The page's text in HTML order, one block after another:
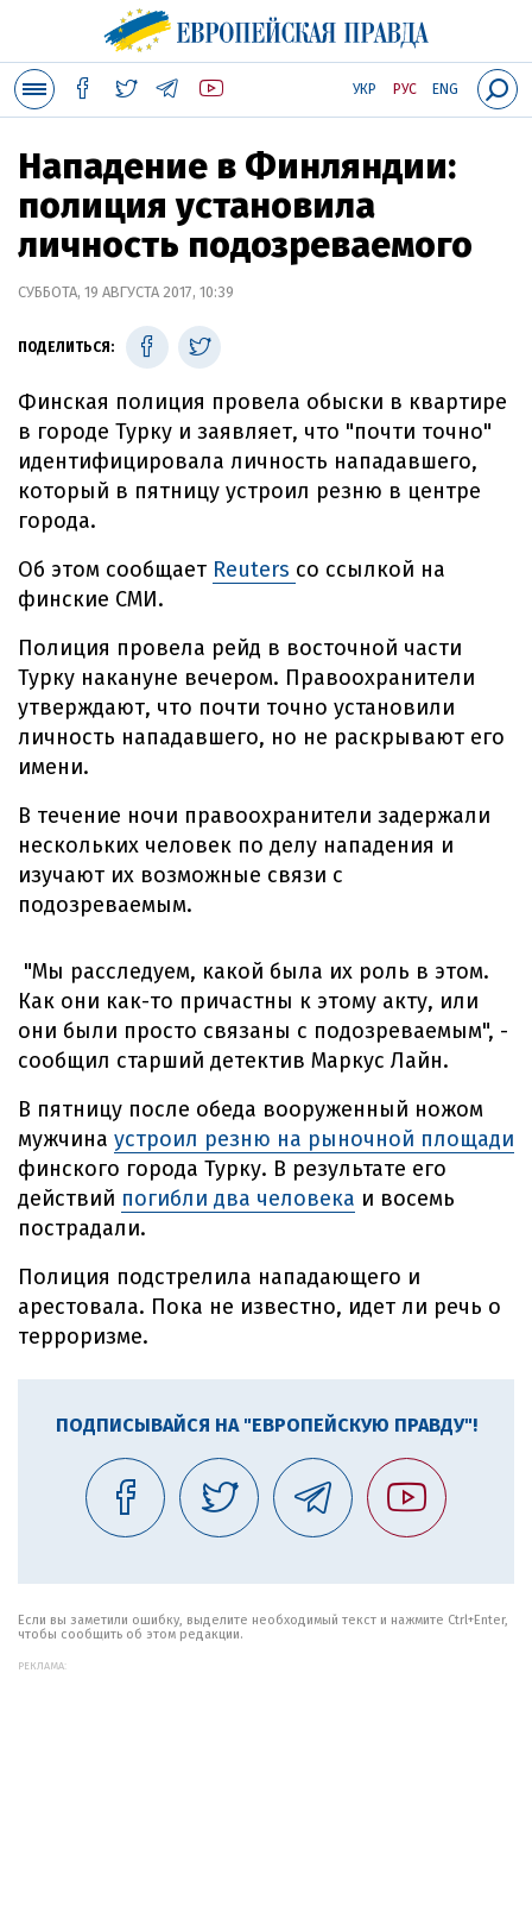
УКР РУС ENG
Нападение в Финляндии:
полиция установила
личность подозреваемого
СУББОТА, 19 АВГУСТА 2017, 10:39
ПОДЕЛИТЬСЯ:
Финская полиция провела обыски в квартире
в городе Турку и заявляет, что "почти точно"
идентифицировала личность нападавшего,
который в пятницу устроил резню в центре
города.
Об этом сообщает Reuters со ссылкой на
финские СМИ.
Полиция провела рейд в восточной части
Турку накануне вечером. Правоохранители
утверждают, что почти точно установили
личность нападавшего, но не раскрывают его
имени.
В течение ночи правоохранители задержали
нескольких человек по делу нападения и
изучают их возможные связи с
подозреваемым.
"Мы расследуем, какой была их роль в этом.
Как они как-то причастны к этому акту, или
они были просто связаны с подозреваемым", -
сообщил старший детектив Маркус Лайн.
В пятницу после обеда вооруженный ножом
мужчина устроил резню на рыночной площади
финского города Турку. В результате его
действий погибли два человека и восемь
пострадали.
Полиция подстрелила нападающего и
арестовала. Пока не известно, идет ли речь о
терроризме.
ПОДПИСЫВАЙСЯ НА "ЕВРОПЕЙСКУЮ ПРАВДУ"!
Если вы заметили ошибку, выделите необходимый текст и нажмите Ctrl+Enter,
чтобы сообщить об этом редакции.
РЕКЛАМА: